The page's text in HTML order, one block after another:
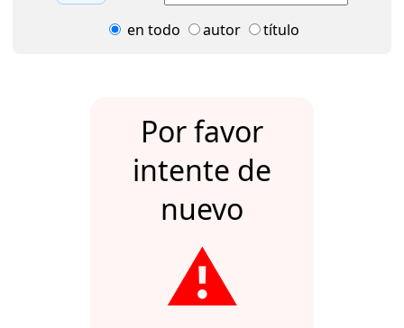
en todo autor título
Por favor
intente de
nuevo
⚠️